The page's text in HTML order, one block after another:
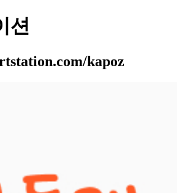
션
kapoz